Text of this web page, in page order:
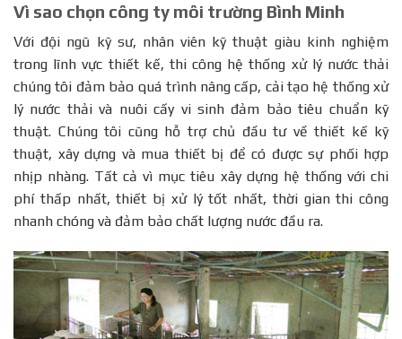
Vì sao chọn công ty môi trường Bình Minh
Với đội ngũ kỹ sư, nhân viên kỹ thuật giàu kinh nghiệm
trong lĩnh vực thiết kế, thi công hệ thống xử lý nước thải
chúng tôi đảm bảo quá trình nâng cấp, cải tạo hệ thống xử
lý nước thải và nuôi cấy vi sinh đảm bảo tiêu chuẩn kỹ
thuật. Chúng tôi cũng hỗ trợ chủ đầu tư về thiết kế kỹ
thuật, xây dựng và mua thiết bị để có được sự phối hợp
nhịp nhàng. Tất cả vì mục tiêu xây dựng hệ thống với chi
phí thấp nhất, thiết bị xử lý tốt nhất, thời gian thi công
nhanh chóng và đảm bảo chất lượng nước đầu ra.